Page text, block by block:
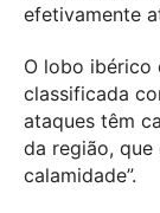
efetivamente
O lobo ibérico
classificada
ataques têm
da região, que
calamidade”.